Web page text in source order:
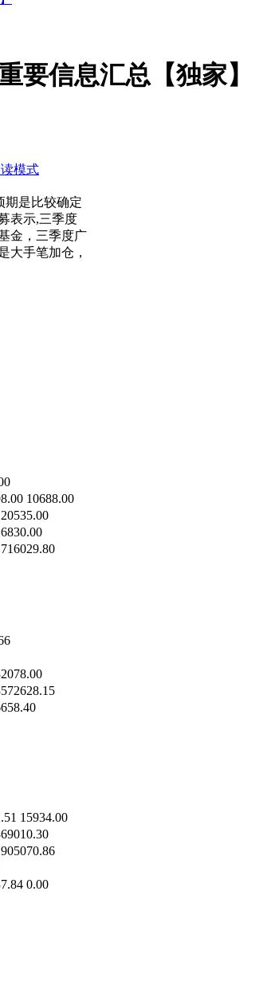
要信息汇总【独家】
模式
期是比较确定
表示,三季度
金，三季度广
大手笔加仓，
10688.00
15934.00
0.00